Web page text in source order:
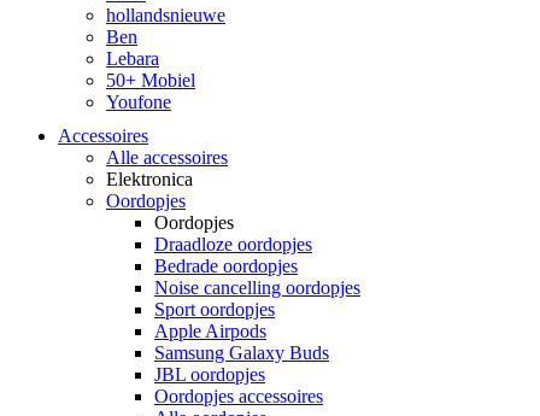
hollandsnieuwe
Ben
Lebara
50+ Mobiel
Youfone
Accessoires
Alle accessoires
Elektronica
Oordopjes
Oordopjes
Draadloze oordopjes
Bedrade oordopjes
Noise cancelling oordopjes
Sport oordopjes
Apple Airpods
Samsung Galaxy Buds
JBL oordopjes
Oordopjes accessoires